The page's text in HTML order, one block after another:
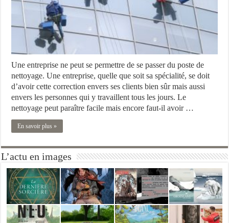
Une entreprise ne peut se permettre de se passer du poste de
nettoyage. Une entreprise, quelle que soit sa spécialité, se doit
d’avoir cette correction envers ses clients bien sûr mais aussi
envers les personnes qui y travaillent tous les jours. Le
nettoyage peut paraître facile mais encore faut-il avoir …
En savoir plus »
L’actu en images